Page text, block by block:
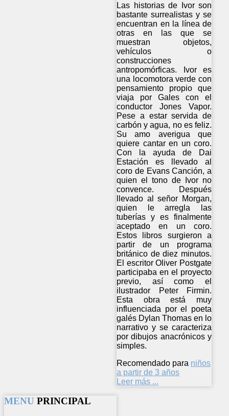
Las historias de Ivor son
bastante surrealistas y se
encuentran en la línea de
otras en las que se
muestran objetos,
vehículos o
construcciones
antropomórficas. Ivor es
una locomotora verde con
pensamiento propio que
viaja por Gales con el
conductor Jones Vapor.
Pese a estar servida de
carbón y agua, no es feliz.
Su amo averigua que
quiere cantar en un coro.
Con la ayuda de Dai
Estación es llevado al
coro de Evans Canción, a
quien el tono de Ivor no
convence. Después
llevado al señor Morgan,
quien le arregla las
tuberías y es finalmente
aceptado en un coro.
Estos libros surgieron a
partir de un programa
británico de diez minutos.
El escritor Oliver Postgate
participaba en el proyecto
previo, así como el
ilustrador Peter Firmin.
Esta obra está muy
influenciada por el poeta
galés Dylan Thomas en lo
narrativo y se caracteriza
por dibujos anacrónicos y
simples.
Recomendado para niños
a partir de 3 años
Leer más ...
MENU PRINCIPAL